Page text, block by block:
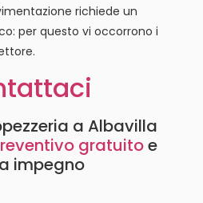
richiede un
per questo vi occorrono i
a Albavilla
gratuitoe
impegno